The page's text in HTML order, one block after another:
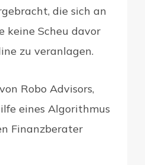
die sich an
keine Scheu davor
zu veranlagen.
Robo Advisors,
eines Algorithmus
Finanzberater